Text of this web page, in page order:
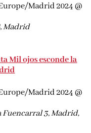
Madrid 2024 @
Madrid
Mil ojos esconde la
Madrid 2024 @
Fuencarral 3, Madrid,